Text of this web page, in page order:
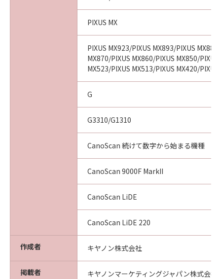
PIXUS MX
PIXUS MX923/PIXUS MX893/PIXUS
MX870/PIXUS MX860/PIXUS MX850/
MX523/PIXUS MX513/PIXUS MX420/
G
G3310/G1310
CanoScan 続けて数字から始まる機種
CanoScan 9000F MarkII
CanoScan LiDE
CanoScan LiDE 220
作成者 キヤノン株式会社
掲載者 キヤノンマーケティングジャパン株式会社